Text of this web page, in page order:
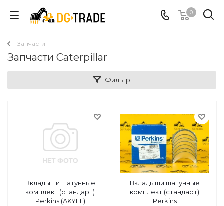
0
Запчасти
Запчасти Caterpillar
Фильтр
Вкладыши шатунные
комплект (стандарт)
Perkins (AKYEL)
Вкладыши шатунные
комплект (стандарт)
Perkins